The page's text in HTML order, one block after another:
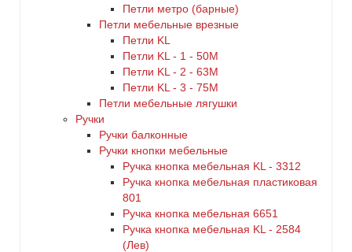
Петли метро (барные)
Петли мебельные врезные
Петли KL
Петли KL - 1 - 50M
Петли KL - 2 - 63M
Петли KL - 3 - 75M
Петли мебельные лягушки
Ручки
Ручки балконные
Ручки кнопки мебельные
Ручка кнопка мебельная KL - 3312
Ручка кнопка мебельная пластиковая
801
Ручка кнопка мебельная 6651
Ручка кнопка мебельная KL - 2584
(Лев)